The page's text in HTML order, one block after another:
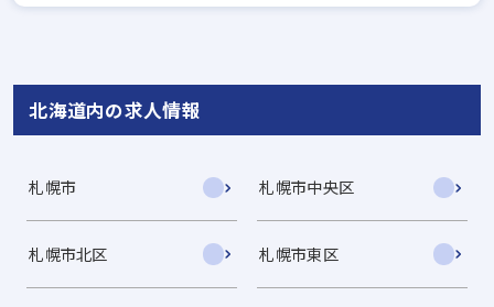
北海道内の求人情報
札幌市 札幌市中央区
札幌市北区 札幌市東区